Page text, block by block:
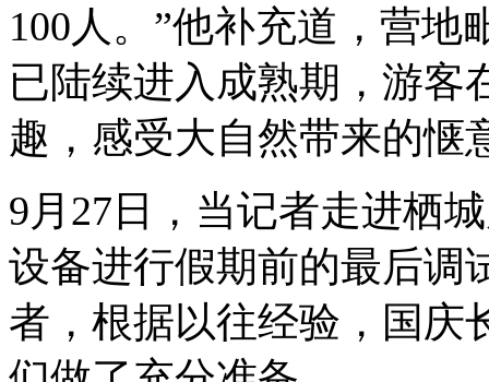
100人。”他补充道，营
已陆续进入成熟期，游客
趣，感受大自然带来的惬
9月27日，当记者走进栖
设备进行假期前的最后调
者，根据以往经验，国庆